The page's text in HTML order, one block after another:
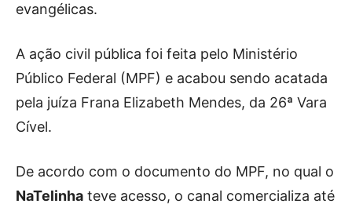
evangélicas.
A ação civil pública foi feita pelo Ministério
Público Federal (MPF) e acabou sendo acatada
pela juíza Frana Elizabeth Mendes, da 26ª Vara
Cível.
De acordo com o documento do MPF, no qual o
NaTelinha teve acesso, o canal comercializa até